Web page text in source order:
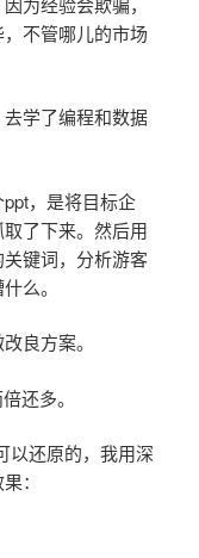
不管哪儿的市场
学了编程和数据
，是将目标企
了下来。然后用
键词，分析游客
么。
良方案。
还多。
以还原的，我用深
：